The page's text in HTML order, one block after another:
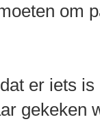
om
er iets
gekeken